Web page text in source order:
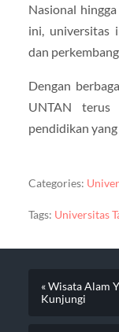
Nasional
ini, universitas
dan
Dengan
UNTAN terus
pendidikan
Categories:
Tags: Universitas
« Wisata Alam
Kunjungi